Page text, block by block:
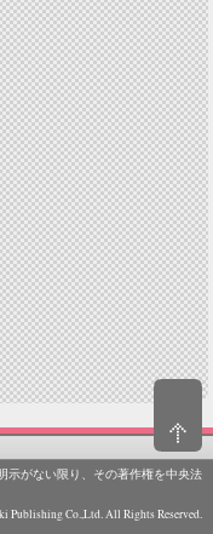
示がない限り、その著作権を中央法
Publishing Co.,Ltd. All Rights Reserved.